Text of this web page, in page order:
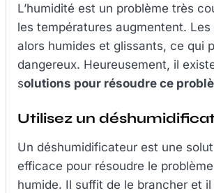
L’humidité est un problème très
les températures augmentent.
alors humides et glissants, ce qui
dangereux. Heureusement, il
solutions pour résoudre ce
Utilisez un
Un déshumidificateur est une
efficace pour résoudre le
humide. Il suffit de le brancher et